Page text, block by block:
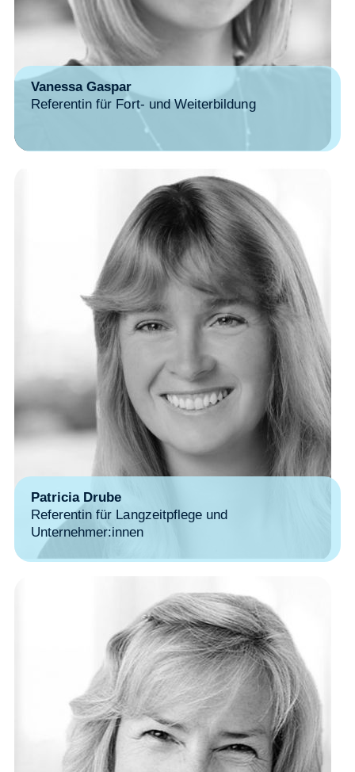
Vanessa Gaspar
Referentin für Fort- und Weiterbildung
Patricia Drube
Referentin für Langzeitpflege und
Unternehmer:innen